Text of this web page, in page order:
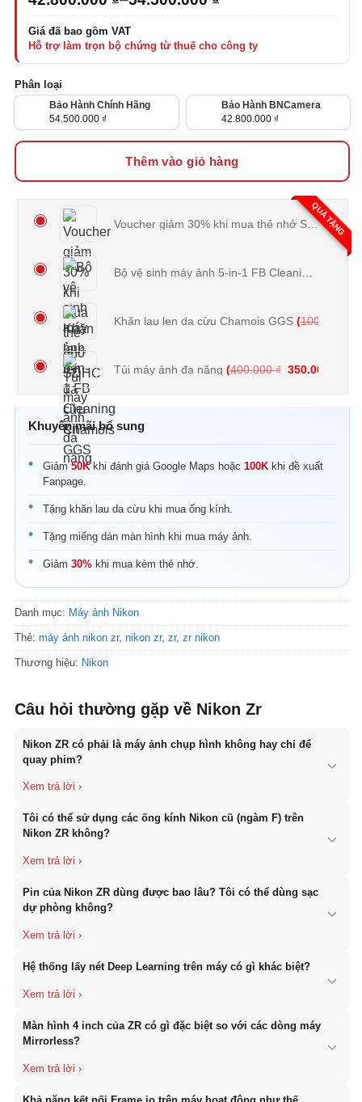
giá:
từ
42.800.000 ₫
đến
54.500.000 ₫
Phân loại
Bảo Hành Chính Hãng
54.500.000 ₫
Bảo Hành BNCamera
Giá Gốc Là: 51.500.000 ₫.
42.800.000 ₫
Giá Hiện Tại Là: 42.800.000 ₫.
Thêm vào giỏ hàng
QUÀ TẶNG
Voucher giảm 30% khi mua thẻ nhớ SDHC (0
Bộ vệ sinh máy ảnh 5-in-1 FB Cleaning Kit
Khăn lau len da cừu Chamois GGS
(100.000
Túi máy ảnh đa năng
(400.000₫ Giá gốc là:
350.000
Khuyến mãi bổ sung
Giảm50Kkhi đánh giá Google Maps hoặc 100K khi đề xuất
Fanpage.
Tặng khăn lau da cừu khi mua ống kính.
Tặng miếng dán màn hình khi mua máy ảnh.
Giảm 30% khi mua kèm thẻ nhớ.
Danh mục: Máy ảnh Nikon
Thẻ: máy ảnh nikon zr, nikon zr, zr, zr nikon
Thương hiệu: Nikon
Câu hỏi thường gặp về Nikon Zr
Nikon ZR có phải là máy ảnh chụp hình không hay chỉ để
quay phim?
nó vẫn thừa hưởng khả năng chụp ảnh tĩnh mạnh mẽ từ dòng Z
của Nikon với các nút chuyển đổi nhanh giữa chế độ ảnh và
video, phù hợp cho những người sáng tạo nội dung đa năng.
Tôi có thể sử dụng các ống kính Nikon cũ (ngàm F) trên
Nikon ZR không?
dụng toàn bộ hệ sinh thái ống kính Nikon F-mount cũ trên thân
máy ZR mà vẫn giữ được khả năng lấy nét tự động và chống
rung.
Pin của Nikon ZR dùng được bao lâu? Tôi có thể dùng sạc
dự phòng không?
cấp nguồn trực tiếp qua cổng USB-C, cho phép bạn sử dụng sạc
dự phòng hoặc nguồn điện ngoài để quay phim liên tục trong thời
Hệ thống lấy nét Deep Learning trên máy có gì khác biệt?
máy “học” và ghi nhớ hình dạng chủ thể. Ngay cả khi chủ thể quay
mặt đi hoặc bị vật cản che khuất tạm thời, máy vẫn giữ được
vùng nét thay vì bị nhảy nét sang hậu cảnh.
Màn hình 4 inch của ZR có gì đặc biệt so với các dòng máy
Mirrorless?